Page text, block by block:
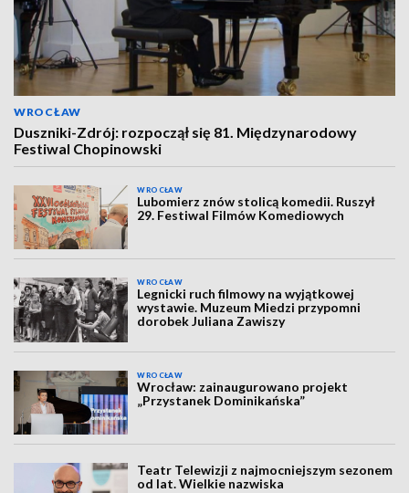
WROCŁAW
Duszniki-Zdrój: rozpoczął się 81. Międzynarodowy
Festiwal Chopinowski
WROCŁAW
Lubomierz znów stolicą komedii. Ruszył
29. Festiwal Filmów Komediowych
WROCŁAW
Legnicki ruch filmowy na wyjątkowej
wystawie. Muzeum Miedzi przypomni
dorobek Juliana Zawiszy
WROCŁAW
Wrocław: zainaugurowano projekt
„Przystanek Dominikańska”
Teatr Telewizji z najmocniejszym sezonem
od lat. Wielkie nazwiska